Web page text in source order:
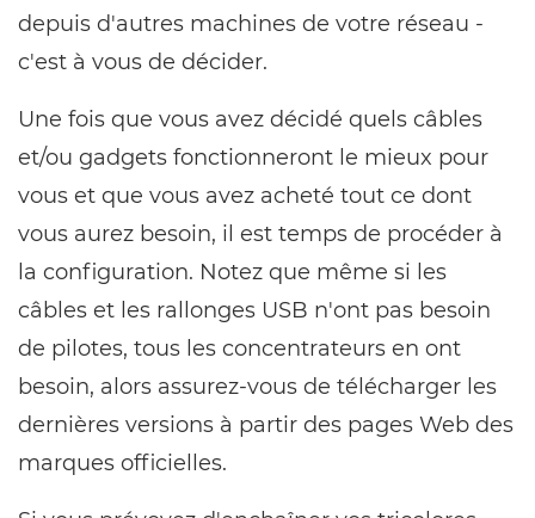
depuis d'autres machines de votre réseau -
c'est à vous de décider.
Une fois que vous avez décidé quels câbles
et/ou gadgets fonctionneront le mieux pour
vous et que vous avez acheté tout ce dont
vous aurez besoin, il est temps de procéder à
la configuration. Notez que même si les
câbles et les rallonges USB n'ont pas besoin
de pilotes, tous les concentrateurs en ont
besoin, alors assurez-vous de télécharger les
dernières versions à partir des pages Web des
marques officielles.